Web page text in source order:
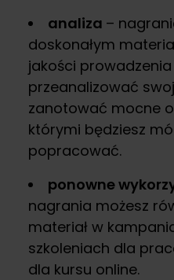
analiza –
doskonałym
jakości
przeanalizować
zanotować mocne
którymi będziesz
popracować.
ponowne
nagrania możesz
materiał w
szkoleniach dla
dla kursu online.